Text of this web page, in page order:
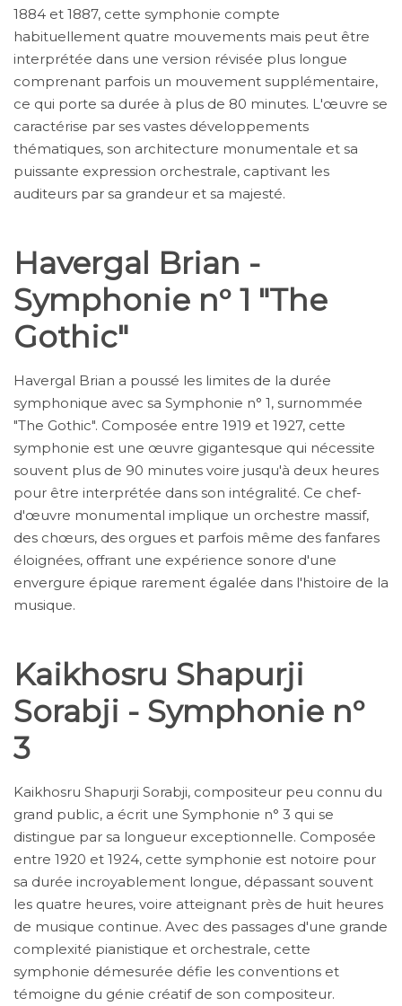
1884 et 1887, cette symphonie compte
habituellement quatre mouvements mais peut être
interprétée dans une version révisée plus longue
comprenant parfois un mouvement supplémentaire,
ce qui porte sa durée à plus de 80 minutes. L'œuvre se
caractérise par ses vastes développements
thématiques, son architecture monumentale et sa
puissante expression orchestrale, captivant les
auditeurs par sa grandeur et sa majesté.
Havergal Brian -
Symphonie n° 1 "The
Gothic"
Havergal Brian a poussé les limites de la durée
symphonique avec sa Symphonie n° 1, surnommée
"The Gothic". Composée entre 1919 et 1927, cette
symphonie est une œuvre gigantesque qui nécessite
souvent plus de 90 minutes voire jusqu'à deux heures
pour être interprétée dans son intégralité. Ce chef-
d'œuvre monumental implique un orchestre massif,
des chœurs, des orgues et parfois même des fanfares
éloignées, offrant une expérience sonore d'une
envergure épique rarement égalée dans l'histoire de la
musique.
Kaikhosru Shapurji
Sorabji - Symphonie n°
3
Kaikhosru Shapurji Sorabji, compositeur peu connu du
grand public, a écrit une Symphonie n° 3 qui se
distingue par sa longueur exceptionnelle. Composée
entre 1920 et 1924, cette symphonie est notoire pour
sa durée incroyablement longue, dépassant souvent
les quatre heures, voire atteignant près de huit heures
de musique continue. Avec des passages d'une grande
complexité pianistique et orchestrale, cette
symphonie démesurée défie les conventions et
témoigne du génie créatif de son compositeur.